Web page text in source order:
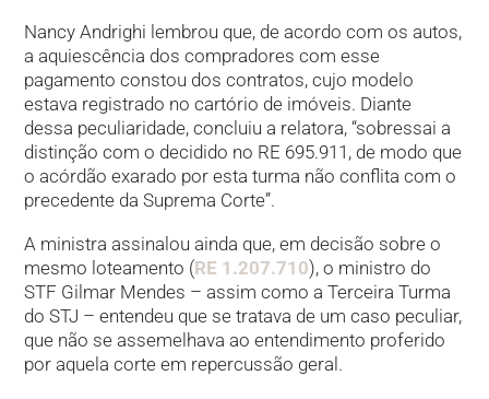
Nancy Andrighi lembrou que, de acordo com os autos,
a aquiescência dos compradores com esse
pagamento constou dos contratos, cujo modelo
estava registrado no cartório de imóveis. Diante
dessa peculiaridade, concluiu a relatora, “sobressai a
distinção com o decidido no RE 695.911, de modo que
o acórdão exarado por esta turma não conflita com o
precedente da Suprema Corte”.
A ministra assinalou ainda que, em decisão sobre o
mesmo loteamento (RE 1.207.710), o ministro do
STF Gilmar Mendes – assim como a Terceira Turma
do STJ – entendeu que se tratava de um caso peculiar,
que não se assemelhava ao entendimento proferido
por aquela corte em repercussão geral.